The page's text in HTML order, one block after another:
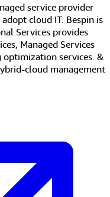
service provider
cloud IT. Bespin is
Services provides
Managed Services
services. &
cloud management